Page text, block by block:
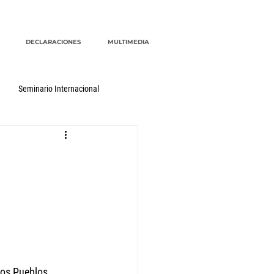
DECLARACIONES MULTIMEDIA
Seminario Internacional